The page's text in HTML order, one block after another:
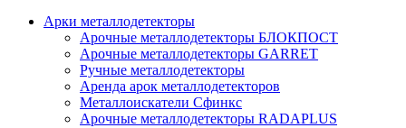
Арки металлодетекторы
Арочные металлодетекторы БЛОКПОСТ
Арочные металлодетекторы GARRET
Ручные металлодетекторы
Аренда арок металлодетекторов
Металлоискатели Сфинкс
Арочные металлодетекторы RADAPLUS